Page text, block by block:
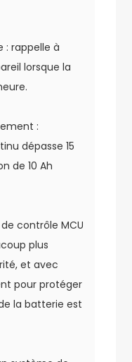
: rappelle à
lorsque la
:
dépasse 15
de 10 Ah
contrôle MCU
plus
et avec
pour protéger
la batterie est